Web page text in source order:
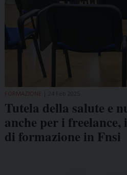
FORMAZIONE
Tutela della salute e
anche per i
di formazione in Fnsi